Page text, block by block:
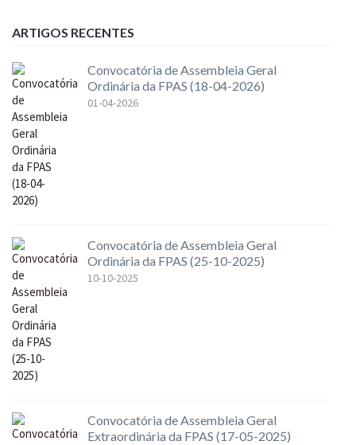
ARTIGOS RECENTES
Convocatória de Assembleia Geral
Ordinária da FPAS (18-04-2026)
01-04-2026
Convocatória de Assembleia Geral
Ordinária da FPAS (25-10-2025)
10-10-2025
Convocatória de Assembleia Geral
Extraordinária da FPAS (17-05-2025)